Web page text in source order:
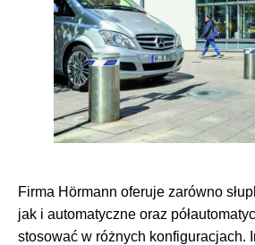
Firma Hörmann oferuje zarówno
jak i automatyczne oraz
stosować w różnych konfiguracjach.